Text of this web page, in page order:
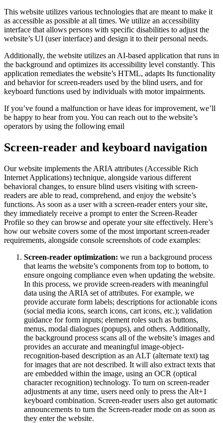
This website utilizes various technologies that are meant to make it
as accessible as possible at all times. We utilize an accessibility
interface that allows persons with specific disabilities to adjust the
website’s UI (user interface) and design it to their personal needs.
Additionally, the website utilizes an AI-based application that runs in
the background and optimizes its accessibility level constantly. This
application remediates the website’s HTML, adapts Its functionality
and behavior for screen-readers used by the blind users, and for
keyboard functions used by individuals with motor impairments.
If you’ve found a malfunction or have ideas for improvement, we’ll
be happy to hear from you. You can reach out to the website’s
operators by using the following email
Screen-reader and keyboard navigation
Our website implements the ARIA attributes (Accessible Rich
Internet Applications) technique, alongside various different
behavioral changes, to ensure blind users visiting with screen-
readers are able to read, comprehend, and enjoy the website’s
functions. As soon as a user with a screen-reader enters your site,
they immediately receive a prompt to enter the Screen-Reader
Profile so they can browse and operate your site effectively. Here’s
how our website covers some of the most important screen-reader
requirements, alongside console screenshots of code examples:
Screen-reader optimization: we run a background process
that learns the website’s components from top to bottom, to
ensure ongoing compliance even when updating the website.
In this process, we provide screen-readers with meaningful
data using the ARIA set of attributes. For example, we
provide accurate form labels; descriptions for actionable icons
(social media icons, search icons, cart icons, etc.); validation
guidance for form inputs; element roles such as buttons,
menus, modal dialogues (popups), and others. Additionally,
the background process scans all of the website’s images and
provides an accurate and meaningful image-object-
recognition-based description as an ALT (alternate text) tag
for images that are not described. It will also extract texts that
are embedded within the image, using an OCR (optical
character recognition) technology. To turn on screen-reader
adjustments at any time, users need only to press the Alt+1
keyboard combination. Screen-reader users also get automatic
announcements to turn the Screen-reader mode on as soon as
they enter the website.